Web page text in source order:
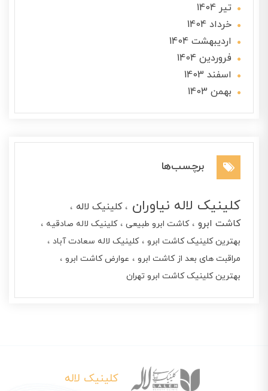
تير 1404
خرداد 1404
ارديبهشت 1404
فروردین 1404
اسفند 1403
بهمن 1403
برچسب‌ها
کلینیک لاله نیاوران
کلینیک لاله
کاشت ابرو
کاشت ابرو طبیعی
کلینیک لاله صادقیه
بهترین کلینیک کاشت ابرو
کلینیک لاله سعادت آباد
مراقبت های بعد از کاشت ابرو
عوارض کاشت ابرو
بهترین کلینیک کاشت ابرو تهران
کلینیک لاله